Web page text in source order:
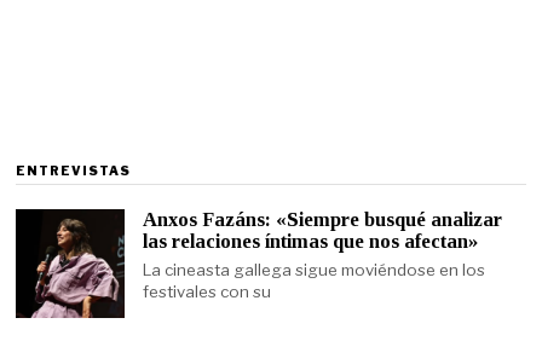
ENTREVISTAS
Anxos Fazáns: «Siempre busqué analizar
las relaciones íntimas que nos afectan»
La cineasta gallega sigue moviéndose en los
festivales con su